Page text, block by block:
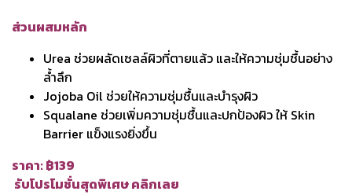
ส่วนผสมหลัก
Urea ช่วยผลัดเซลล์ผิวที่ตายแล้ว และให้ความชุ่มชื้นอย่าง
ล้ำลึก
Jojoba Oil ช่วยให้ความชุ่มชื้นและบำรุงผิว
Squalane ช่วยเพิ่มความชุ่มชื้นและปกป้องผิว ให้ Skin
Barrier แข็งแรงยิ่งขึ้น
ราคา: ฿139
รับโปรโมชั่นสุดพิเศษ คลิกเลย